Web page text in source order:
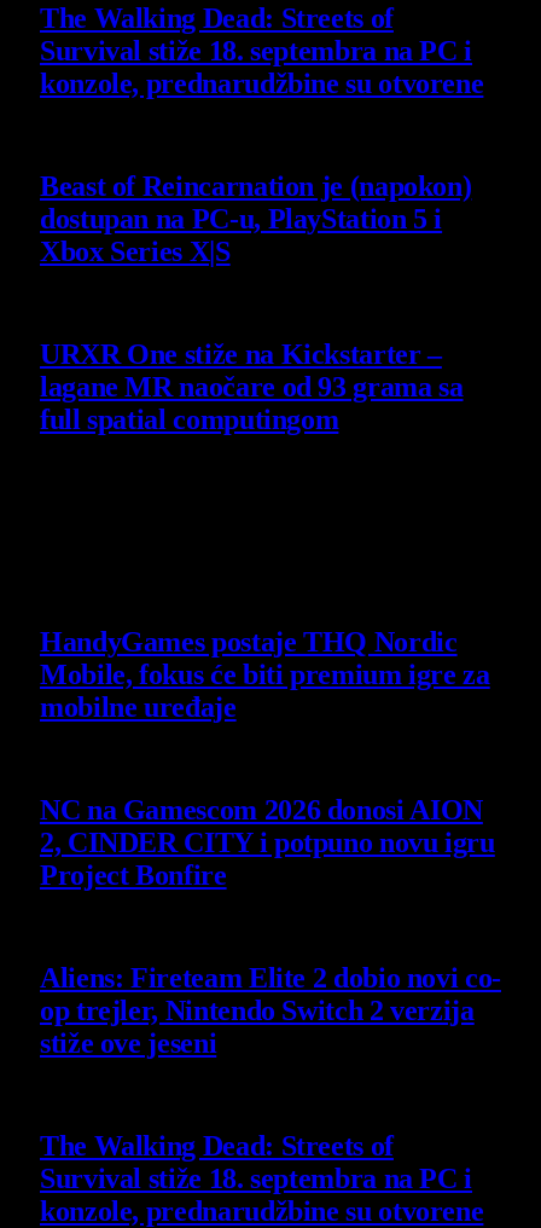
The Walking Dead: Streets of
Survival stiže 18. septembra na PC i
konzole, prednarudžbine su otvorene
Beast of Reincarnation je (napokon)
dostupan na PC-u, PlayStation 5 i
Xbox Series X|S
URXR One stiže na Kickstarter –
lagane MR naočare od 93 grama sa
full spatial computingom
HandyGames postaje THQ Nordic
Mobile, fokus će biti premium igre za
mobilne uređaje
NC na Gamescom 2026 donosi AION
2, CINDER CITY i potpuno novu igru
Project Bonfire
Aliens: Fireteam Elite 2 dobio novi co-
op trejler, Nintendo Switch 2 verzija
stiže ove jeseni
The Walking Dead: Streets of
Survival stiže 18. septembra na PC i
konzole, prednarudžbine su otvorene